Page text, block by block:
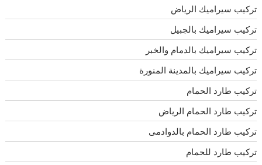
تركيب سيراميك الرياض
تركيب سيراميك بالجبيل
تركيب سيراميك بالدمام والخبر
تركيب سيراميك بالمدينة المنورة
تركيب طارد الحمام
تركيب طارد الحمام الرياض
تركيب طارد الحمام بالدوادمى
تركيب طارد للحمام